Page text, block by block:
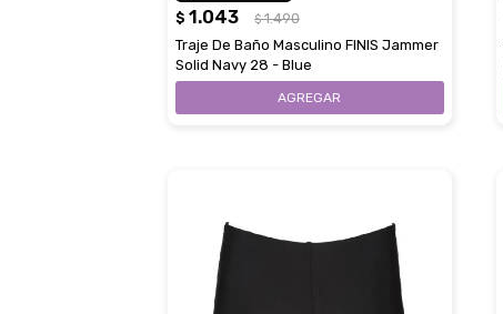
$ 1.043 $ 1.490
Traje De Baño Masculino FINIS Jammer
Solid Navy 28 - Blue